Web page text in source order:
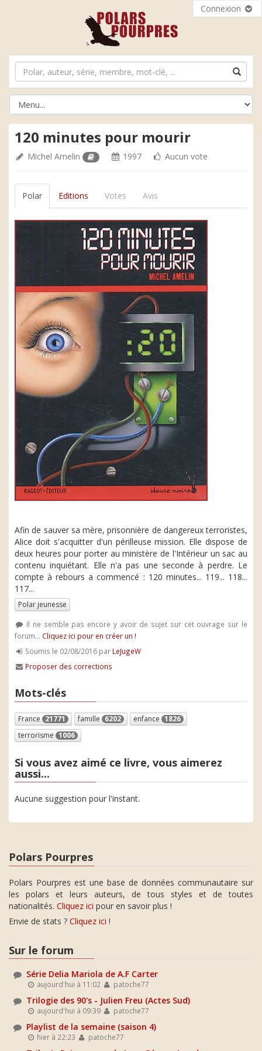
Connexion
120 minutes pour mourir
Michel Amelin 1997 Aucun vote
Polar Editions Votes Avis
Afin de sauver sa mère, prisonnière de dangereux terroristes,
Alice doit s'acquitter d'un périlleuse mission. Elle dispose de
deux heures pour porter au ministère de l'Intérieur un sac au
contenu inquiétant. Elle n'a pas une seconde à perdre. Le
compte à rebours a commencé : 120 minutes... 119... 118...
117...
Polar jeunesse
Il ne semble pas encore y avoir de sujet sur cet ouvrage sur le
forum... Cliquez ici pour en créer un !
Soumis le 02/08/2016 par LeJugeW
Proposer des corrections
Mots-clés
France 21771 famille 6202 enfance 1826
terrorisme 1006
Si vous avez aimé ce livre, vous aimerez
aussi...
Aucune suggestion pour l'instant.
Polars Pourpres
Polars Pourpres est une base de données communautaire sur
les polars et leurs auteurs, de tous styles et de toutes
nationalités. Cliquez ici pour en savoir plus !
Envie de stats ? Cliquez ici !
Sur le forum
Série Delia Mariola de A.F Carter
aujourd'hui à 11:02 patoche77
Trilogie des 90's - Julien Freu (Actes Sud)
aujourd'hui à 09:39 patoche77
Playlist de la semaine (saison 4)
hier à 22:23 patoche77